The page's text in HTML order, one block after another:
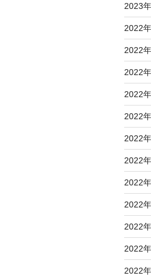
2023
2022
2022
2022
2022
2022
2022
2022
2022
2022
2022
2022
2022